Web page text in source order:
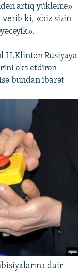
artıq yükləmə»
verib ki, «biz sizin
H.Klinton Rusiyaya
əks etdirən
bundan ibarət
dair